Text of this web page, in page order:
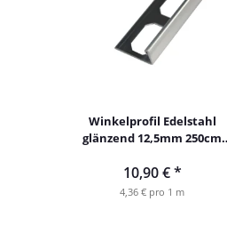
Winkelprofil Edelstahl
glänzend 12,5mm 250cm
10,90 €*
4,36 € pro 1 m